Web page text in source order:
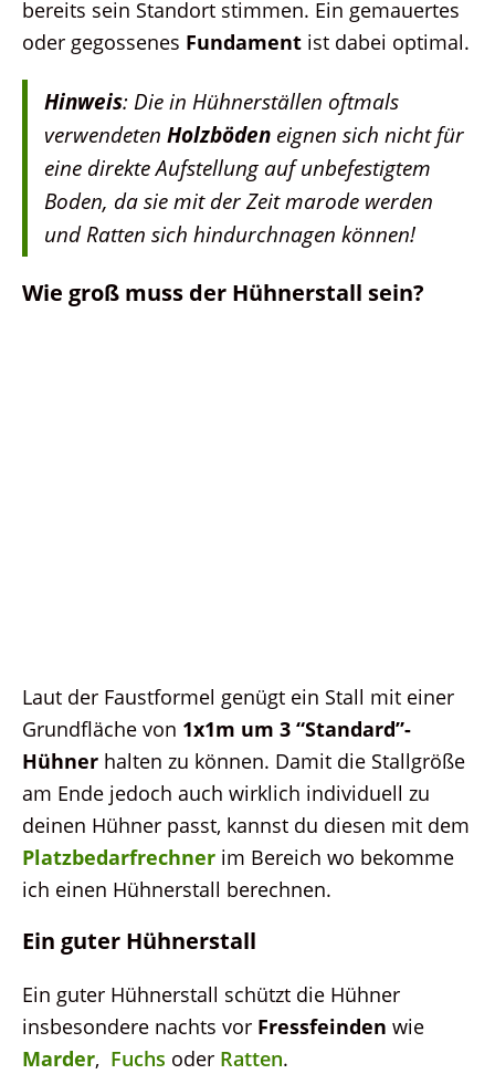
bereits sein Standort stimmen. Ein gemauertes
oder gegossenes Fundament ist dabei optimal.
Hinweis: Die in Hühnerställen oftmals
verwendeten Holzböden eignen sich nicht für
eine direkte Aufstellung auf unbefestigtem
Boden, da sie mit der Zeit marode werden
und Ratten sich hindurchnagen können!
Wie groß muss der Hühnerstall sein?
Laut der Faustformel genügt ein Stall mit einer
Grundfläche von 1x1m um 3 “Standard”-
Hühner halten zu können. Damit die Stallgröße
am Ende jedoch auch wirklich individuell zu
deinen Hühner passt, kannst du diesen mit dem
Platzbedarfrechner im Bereich wo bekomme
ich einen Hühnerstall berechnen.
Ein guter Hühnerstall
Ein guter Hühnerstall schützt die Hühner
insbesondere nachts vor Fressfeinden wie
Marder, Fuchs oder Ratten.